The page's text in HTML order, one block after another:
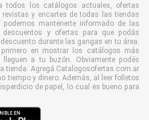
todos los catálogos actuales, ofertas
y encartes de todas las tiendas
mantenerte informado de las
y ofertas para que podás
durante las gangas en tu área.
en mostrar los catálogos más
a tu buzón. Obviamente podés
tienda. Agregá Catalogosofertas.com.ar
tiempo y dinero. Además, al leer folletos
de papel, lo cual es bueno para